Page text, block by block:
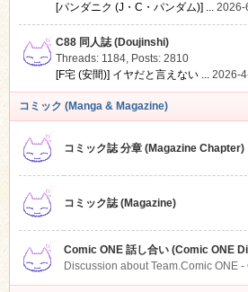
[パンダニク (J・C・パンダム)] ... 2026-
C88 同人誌 (Doujinshi)
Threads: 1184, Posts: 2810
[F宅 (安間)] イヤだと言えない ... 2026-
コミック (Manga & Magazine)
コミック誌 分章 (Magazine Chapter)
コミック誌 (Magazine)
Comic ONE 話し合い (Comic ONE
Discussion about Team.Comic ONE